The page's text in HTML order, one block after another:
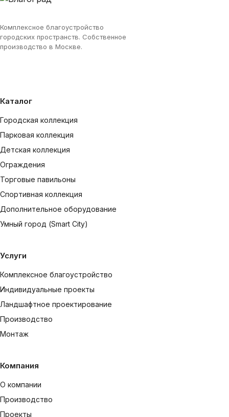
Комплексное благоустройство
городских пространств. Собственное
производство в Москве.
Каталог
Городская коллекция
Парковая коллекция
Детская коллекция
Ограждения
Торговые павильоны
Спортивная коллекция
Дополнительное оборудование
Умный город (Smart City)
Услуги
Комплексное благоустройство
Индивидуальные проекты
Ландшафтное проектирование
Производство
Монтаж
Компания
О компании
Производство
Проекты